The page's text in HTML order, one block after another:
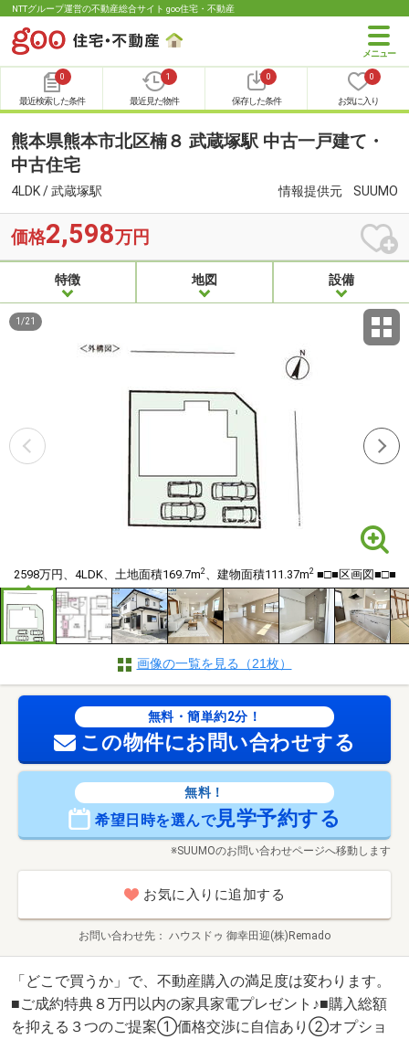
NTTグループ運営の不動産総合サイト goo住宅・不動産
0
最近検索した条件
1
最近見た物件
0
保存した条件
0
お気に入り
熊本県熊本市北区楠８ 武蔵塚駅 中古一戸建て・
中古住宅
4LDK / 武蔵塚駅 情報提供元 SUUMO
価格2,598万円
特徴 地図 設備
2598万円、4LDK、土地面積169.7m2、建物面積111.37m2■□■区画図■□■
1 /21
画像の一覧を見る（21枚）
無料・簡単約2分！
この物件にお問い合わせする
無料！
希望日時を選んで見学予約する
※SUUMOのお問い合わせページへ移動します
お気に入りに追加する
お問い合わせ先 ハウスドゥ 御幸田迎(株)Remado
「どこで買うか」で、不動産購入の満足度は変わります。
■ご成約特典８万円以内の家具家電プレゼント♪■購入総額
を抑える３つのご提案①価格交渉に自信あり②オプショ